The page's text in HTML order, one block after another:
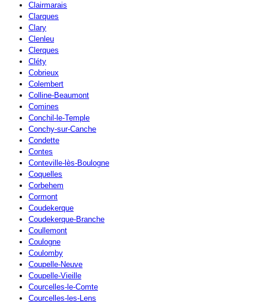
Clairmarais
Clarques
Clary
Clenleu
Clerques
Cléty
Cobrieux
Colembert
Colline-Beaumont
Comines
Conchil-le-Temple
Conchy-sur-Canche
Condette
Contes
Conteville-lès-Boulogne
Coquelles
Corbehem
Cormont
Coudekerque
Coudekerque-Branche
Coullemont
Coulogne
Coulomby
Coupelle-Neuve
Coupelle-Vieille
Courcelles-le-Comte
Courcelles-les-Lens